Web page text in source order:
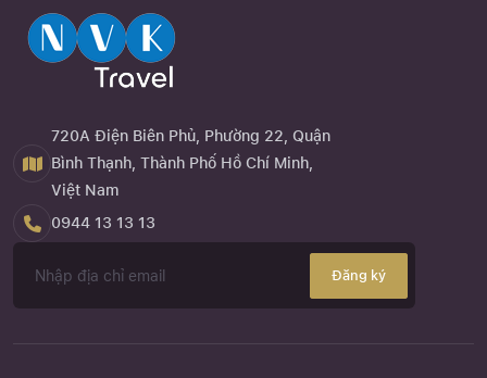
720A Điện Biên Phủ, Phường 22, Quận
Bình Thạnh, Thành Phố Hồ Chí Minh,
Việt Nam
0944 13 13 13
Đăng ký